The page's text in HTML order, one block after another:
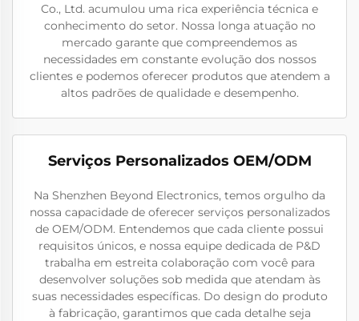
Co., Ltd. acumulou uma rica experiência técnica e
conhecimento do setor. Nossa longa atuação no
mercado garante que compreendemos as
necessidades em constante evolução dos nossos
clientes e podemos oferecer produtos que atendem a
altos padrões de qualidade e desempenho.
Serviços Personalizados OEM/ODM
Na Shenzhen Beyond Electronics, temos orgulho da
nossa capacidade de oferecer serviços personalizados
de OEM/ODM. Entendemos que cada cliente possui
requisitos únicos, e nossa equipe dedicada de P&D
trabalha em estreita colaboração com você para
desenvolver soluções sob medida que atendam às
suas necessidades específicas. Do design do produto
à fabricação, garantimos que cada detalhe seja